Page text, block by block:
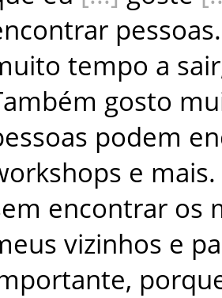
pessoas.
tempo a sair
gosto
podem
e mais.
encontrar os
vizinhos e
,